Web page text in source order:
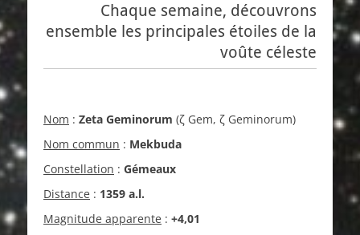
Chaque semaine, découvrons
ensemble les principales étoiles de la
voûte céleste
Nom : Zeta Geminorum (ζ Gem, ζ Geminorum)
Nom commun : Mekbuda
Constellation : Gémeaux
Distance : 1359 a.l.
Magnitude apparente : +4,01